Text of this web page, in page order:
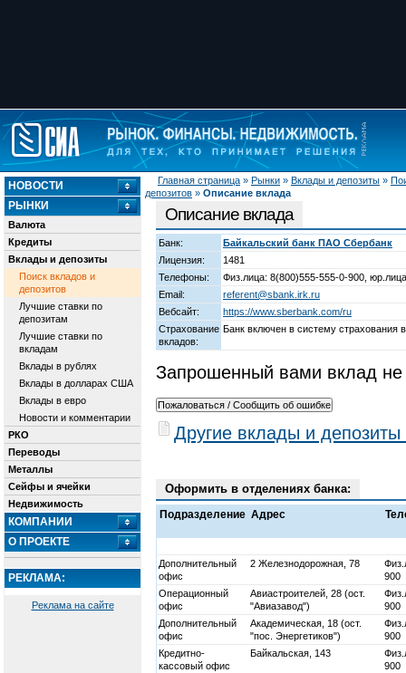
Главная страница » Рынки » Вклады и депозиты »
депозитов » Описание вклада
НОВОСТИ
РЫНКИ
Валюта
Кредиты
Вклады и депозиты
Поиск вкладов и
депозитов
Лучшие ставки по
депозитам
Лучшие ставки по
вкладам
Вклады в рублях
Вклады в долларах США
Вклады в евро
Новости и комментарии
РКО
Переводы
Металлы
Сейфы и ячейки
Недвижимость
КОМПАНИИ
О ПРОЕКТЕ
РЕКЛАМА:
Реклама на сайте
Описание вклада
Банк:
Байкальский банк ПАО Сбербанк
Лицензия:
1481
Телефоны:
Физ.лица: 8(800)555-555-0-900,
Email:
referent@sbank.irk.ru
Вебсайт:
https://www.sberbank.com/ru
Страхование
вкладов:
Банк включен в систему страхования
Запрошенный вами вклад
Другие вклады и
Оформить в отделениях банка:
Подразделение Адрес
Дополнительный
офис
2 Железнодорожная, 78
900
Операционный
офис
Авиастроителей, 28 (ост.
"Авиазавод")
900
Дополнительный
офис
Академическая, 18 (ост.
"пос. Энергетиков")
900
Кредитно-
кассовый офис
Байкальская, 143
900